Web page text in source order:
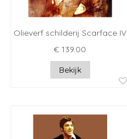
Olieverf schilderij Scarface IV
€ 139.00
Bekijk